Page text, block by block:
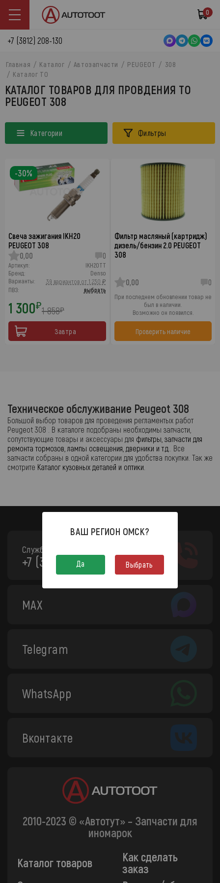
0
+7 (3812) 208-130
Главная Каталог Автозапчасти PEUGEOT
308
Каталог ТО
КАТАЛОГ ТОВАРОВ ДЛЯ ПРОВДЕНИЯ ТО
PEUGEOT 308
Категории Фильтры
Свеча зажигания IKH20
PEUGEOT 308
0,00
0
Артикул:
IKH20TT
Бренд:
Denso
Варианты:
39 вариантов от 1 230 ₽
ПВЗ:
выбрать
1 300₽1 858₽
Завтра
-30%
Фильтр масляный (картридж)
дизель/бензин 2.0 PEUGEOT
308
0,00 0
При последнем обновлении товар не
был в наличии.
Возможно он появился.
Проверить наличие
Техническое обслуживание Peugeot 308
Большой выбор товаров для проведения регламентых работ
Peugeot 308 . В каталоге подобраны необходимы запчасти,
сопутствующие товары и аксессуары для фильтры, запчасти для
ремонта тормозов, лампы освещения, дверники и т.д.
. Все
запчасти собраны в одной категории для удобства покупки. Так же
смотрите Каталог кузовных деталей и оптики.
Служба поддержки:
+7 (3812) 208-130
MAX
Telegram
WhatsApp
Вконтакте
2010-2023 © «Автотут» – Запчасти для
иномарок
Каталог товаров
Как сделать
заказ
ВАШ РЕГИОН ОМСК?
Да Выбрать